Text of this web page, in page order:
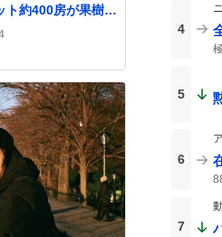
ト約400房が果樹園
被害に遭
どはなく、シャ
木には刃物などで
に入って同様の被
察はパトロールを
4
5
6
7